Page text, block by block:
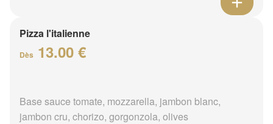
Pizza l'italienne
Dès 13.00 €
Base sauce tomate, mozzarella, jambon blanc,
jambon cru, chorizo, gorgonzola, olives